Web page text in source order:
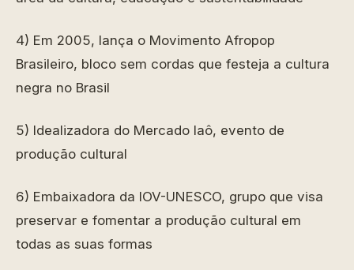
4) Em 2005, lança o Movimento Afropop
Brasileiro, bloco sem cordas que festeja a cultura
negra no Brasil
5) Idealizadora do Mercado Iaô, evento de
produção cultural
6) Embaixadora da IOV-UNESCO, grupo que visa
preservar e fomentar a produção cultural em
todas as suas formas